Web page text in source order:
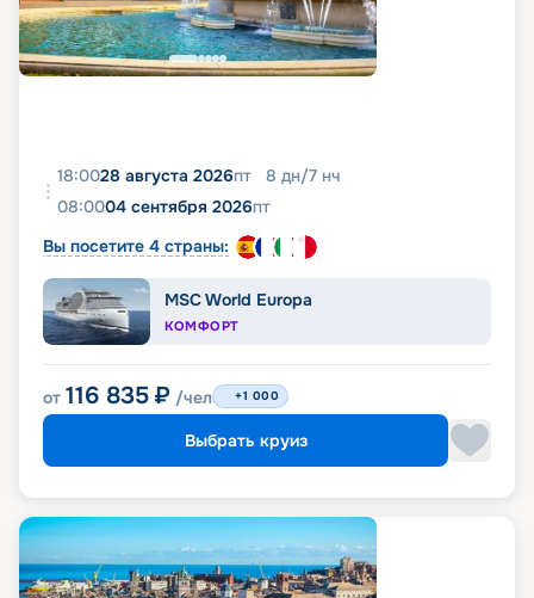
18:0028 августа 2026пт 8 дн/7 нч
08:0004 сентября 2026пт
Вы посетите 4 страны:
MSC World Europa
КОМФОРТ
от 116 835 ₽ /чел +1 000
Выбрать круиз